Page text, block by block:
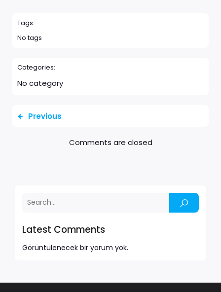
Latest Comments
Görüntülenecek bir yorum yok.
Tags:
No tags
Categories:
No category
Previous
Comments are closed